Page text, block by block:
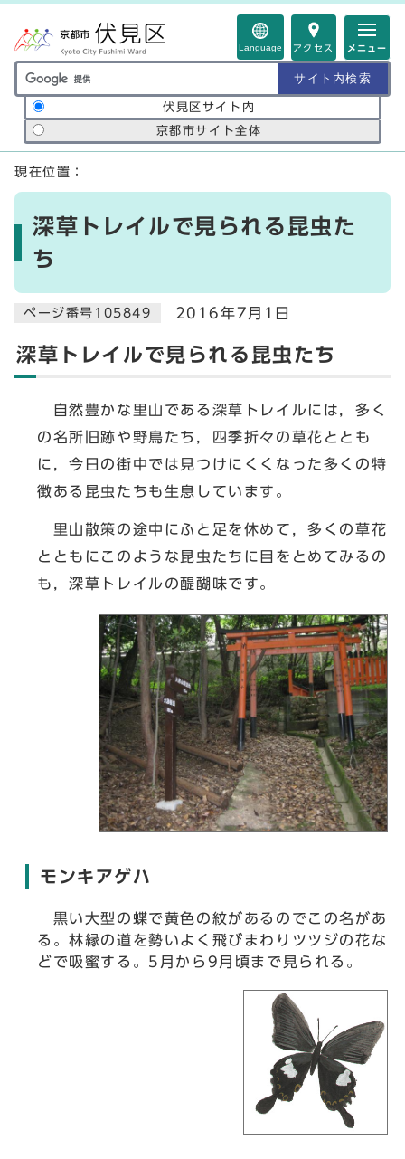
Language アクセス メニュー
サイト内検索の範囲
伏見区サイト内
京都市サイト全体
ここから本文です
現在位置：
深草トレイルで見られる昆虫た
ち
ページ番号105849 2016年7月1日
深草トレイルで見られる昆虫たち
自然豊かな里山である深草トレイルには，多く
の名所旧跡や野鳥たち，四季折々の草花ととも
に，今日の街中では見つけにくくなった多くの特
徴ある昆虫たちも生息しています。
里山散策の途中にふと足を休めて，多くの草花
とともにこのような昆虫たちに目をとめてみるの
も，深草トレイルの醍醐味です。
モンキアゲハ
黒い大型の蝶で黄色の紋があるのでこの名があ
る。林縁の道を勢いよく飛びまわりツツジの花な
どで吸蜜する。5月から9月頃まで見られる。